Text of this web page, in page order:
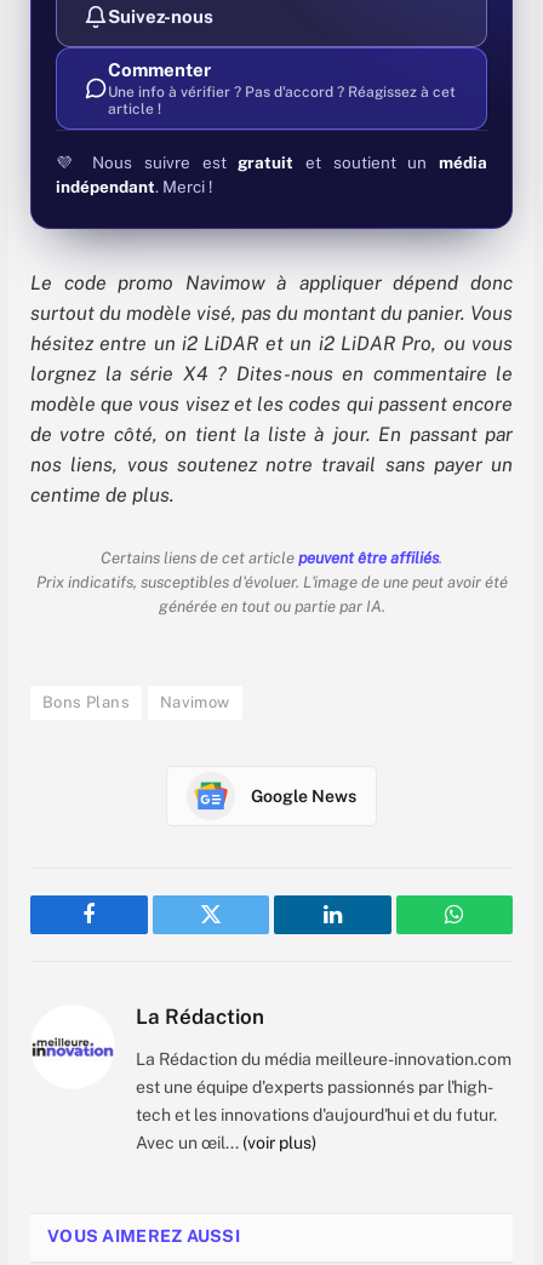
Suivez-nous
Commenter
Une info à vérifier ? Pas d'accord ? Réagissez à cet
article !
💜 Nous suivre estgratuit et soutient unmédia
indépendant. Merci !
Le code promo Navimow à appliquer dépend donc
surtout du modèle visé, pas du montant du panier. Vous
hésitez entre un i2 LiDAR et un i2 LiDAR Pro, ou vous
lorgnez la série X4 ? Dites-nous en commentaire le
modèle que vous visez et les codes qui passent encore
de votre côté, on tient la liste à jour. En passant par
nos liens, vous soutenez notre travail sans payer un
centime de plus.
Certains liens de cet article peuvent être affiliés.
Prix indicatifs, susceptibles d'évoluer. L'image de une peut avoir été
générée en tout ou partie par IA.
Bons Plans Navimow
Google News
Facebook Twitter LinkedIn
La Rédaction
La Rédaction du média meilleure-innovation.com
est une équipe d'experts passionnés par l'high-
tech et les innovations d'aujourd'hui et du futur.
Avec un œil... (voir plus)
VOUS AIMEREZ AUSSI